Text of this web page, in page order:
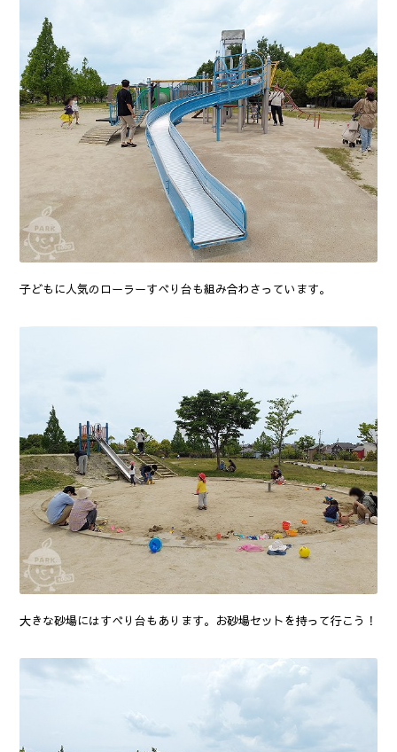
子どもに人気のローラーすべり台も組み合わさっています。
大きな砂場にはすべり台もあります。お砂場セットを持って行こう！